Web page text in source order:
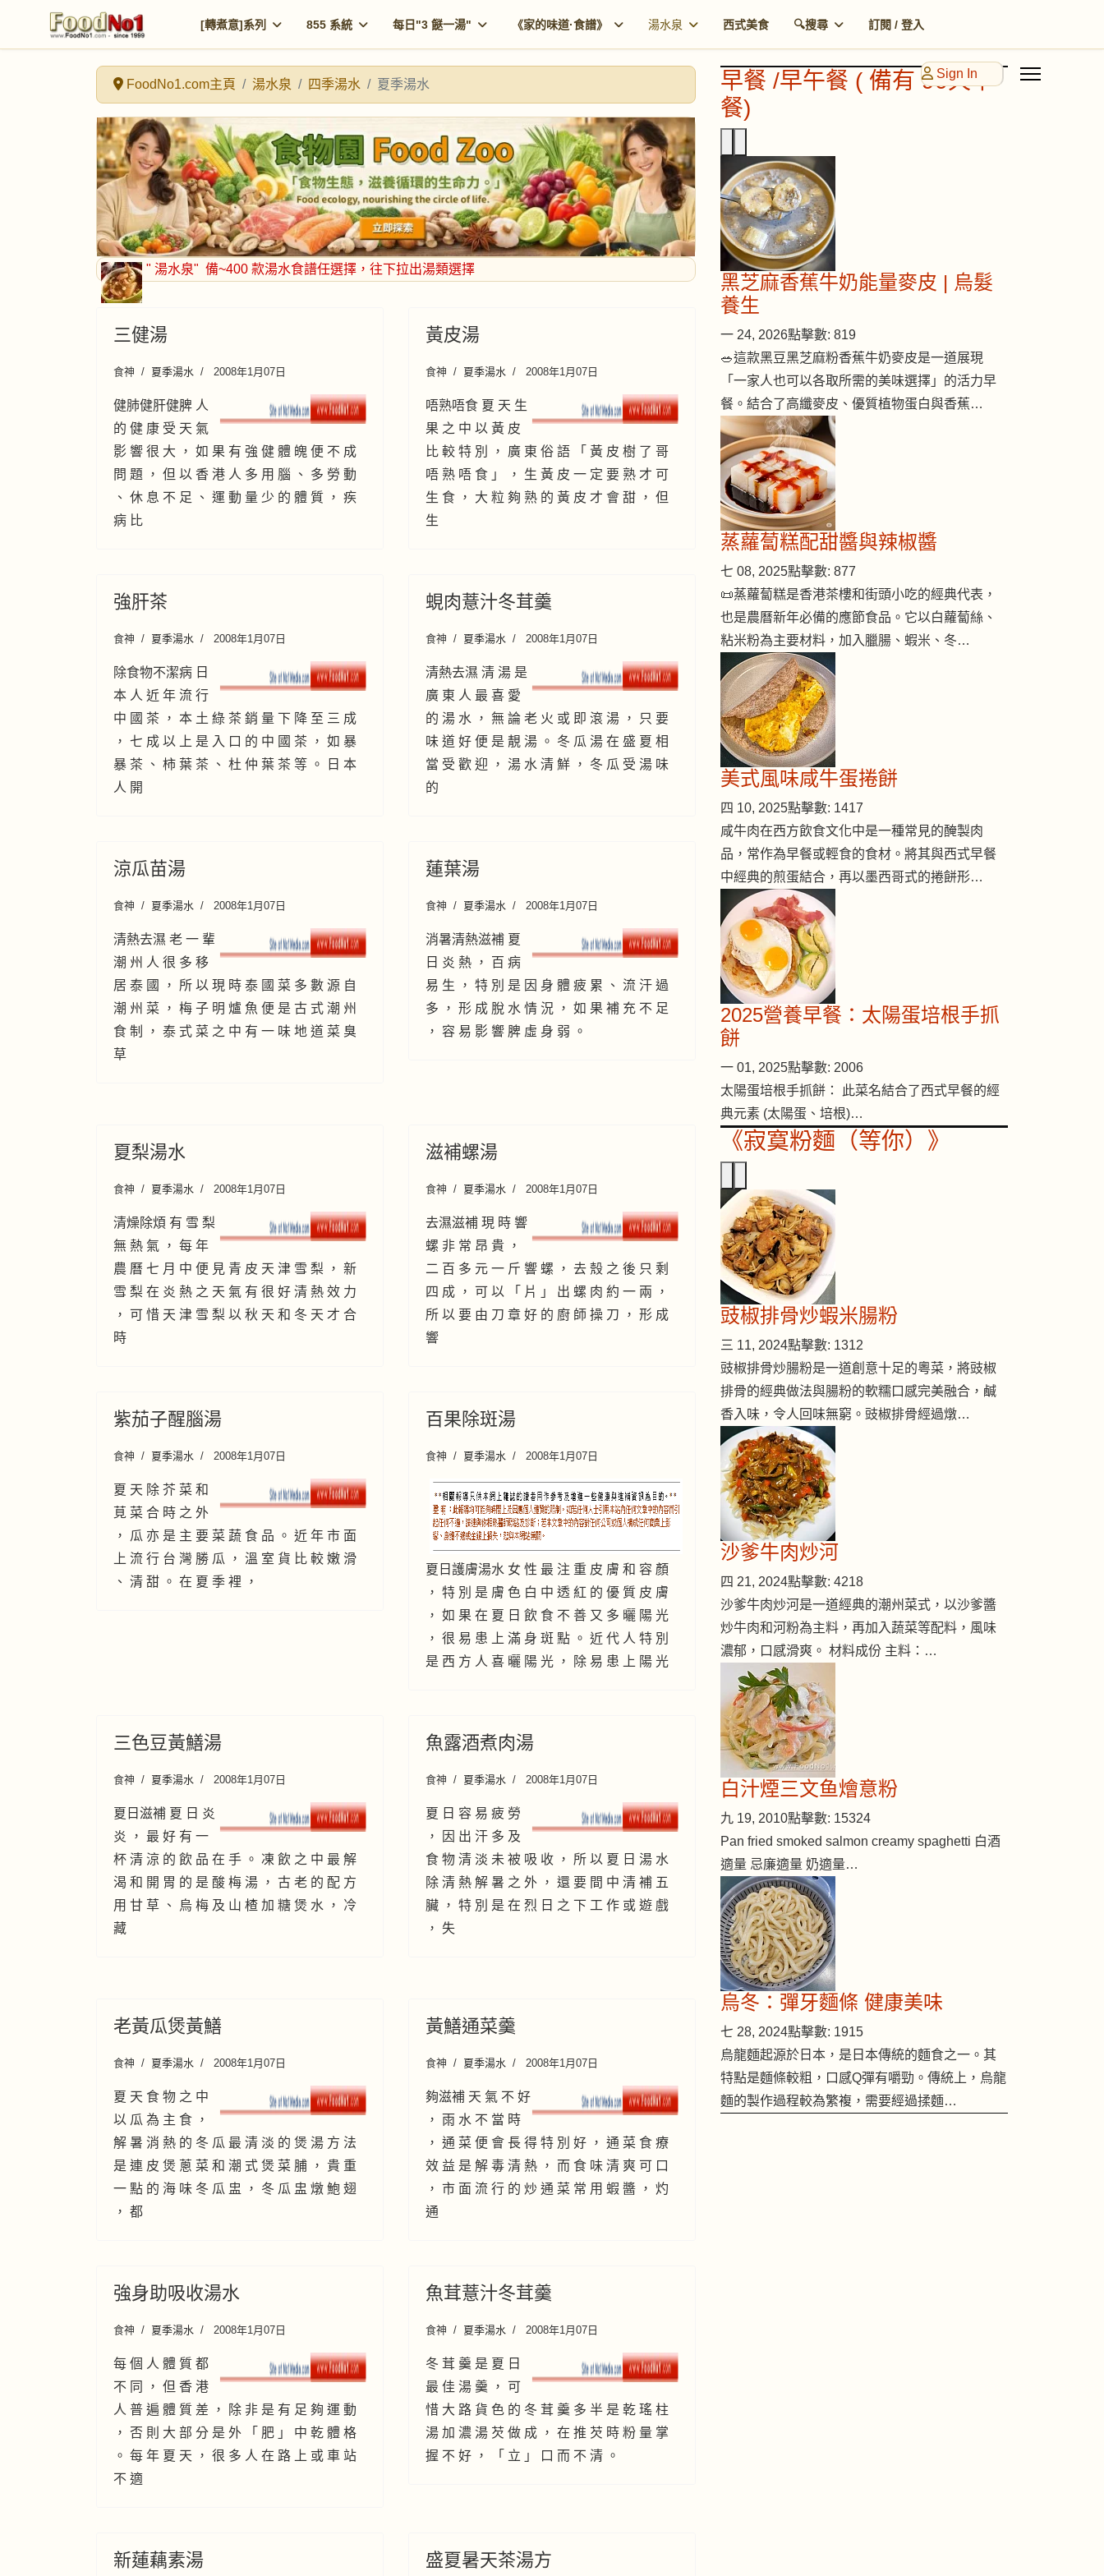
[轉煮意]系列 855 系統 每日"3 餸一湯" 《家的味道·食譜》 湯水泉 西式美食 🔍搜尋 訂閱 / 登入
Sign In
FoodNo1.com主頁 湯水泉 四季湯水 夏季湯水
" 湯水泉" 備~400 款湯水食譜任選擇 ，往下拉出湯類選擇
三健湯
食神 夏季湯水 2008年1月07日
健肺健肝健脾 人
的 健 康 受 天 氣
影 響 很 大 ， 如 果 有 強 健 體 魄 便 不 成
問 題 ， 但 以 香 港 人 多 用 腦 、 多 勞 動
、 休 息 不 足 、 運 動 量 少 的 體 質 ， 疾
病 比
黃皮湯
食神 夏季湯水 2008年1月07日
唔熟唔食 夏 天 生
果 之 中 以 黃 皮
比 較 特 別 ， 廣 東 俗 語 「 黃 皮 樹 了 哥
唔 熟 唔 食 」 ， 生 黃 皮 一 定 要 熟 才 可
生 食 ， 大 粒 夠 熟 的 黃 皮 才 會 甜 ， 但
生
強肝茶
食神 夏季湯水 2008年1月07日
除食物不潔病 日
本 人 近 年 流 行
中 國 茶 ， 本 土 綠 茶 銷 量 下 降 至 三 成
， 七 成 以 上 是 入 口 的 中 國 茶 ， 如 暴
暴 茶 、 柿 葉 茶 、 杜 仲 葉 茶 等 。 日 本
人 開
蜆肉薏汁冬茸羹
食神 夏季湯水 2008年1月07日
清熱去濕 清 湯 是
廣 東 人 最 喜 愛
的 湯 水 ， 無 論 老 火 或 即 滾 湯 ， 只 要
味 道 好 便 是 靚 湯 。 冬 瓜 湯 在 盛 夏 相
當 受 歡 迎 ， 湯 水 清 鮮 ， 冬 瓜 受 湯 味
的
涼瓜苗湯
食神 夏季湯水 2008年1月07日
清熱去濕 老 一 輩
潮 州 人 很 多 移
居 泰 國 ， 所 以 現 時 泰 國 菜 多 數 源 自
潮 州 菜 ， 梅 子 明 爐 魚 便 是 古 式 潮 州
食 制 ， 泰 式 菜 之 中 有 一 味 地 道 菜 臭
草
蓮葉湯
食神 夏季湯水 2008年1月07日
消暑清熱滋補 夏
日 炎 熱 ， 百 病
易 生 ， 特 別 是 因 身 體 疲 累 、 流 汗 過
多 ， 形 成 脫 水 情 況 ， 如 果 補 充 不 足
， 容 易 影 響 脾 虛 身 弱 。
夏梨湯水
食神 夏季湯水 2008年1月07日
清燥除煩 有 雪 梨
無 熱 氣 ， 每 年
農 曆 七 月 中 便 見 青 皮 天 津 雪 梨 ， 新
雪 梨 在 炎 熱 之 天 氣 有 很 好 清 熱 效 力
， 可 惜 天 津 雪 梨 以 秋 天 和 冬 天 才 合
時
滋補螺湯
食神 夏季湯水 2008年1月07日
去濕滋補 現 時 響
螺 非 常 昂 貴 ，
二 百 多 元 一 斤 響 螺 ， 去 殼 之 後 只 剩
四 成 ， 可 以 「 片 」 出 螺 肉 約 一 兩 ，
所 以 要 由 刀 章 好 的 廚 師 操 刀 ， 形 成
響
紫茄子醒腦湯
食神 夏季湯水 2008年1月07日
夏 天 除 芥 菜 和
莧 菜 合 時 之 外
， 瓜 亦 是 主 要 菜 蔬 食 品 。 近 年 市 面
上 流 行 台 灣 勝 瓜 ， 溫 室 貨 比 較 嫩 滑
、 清 甜 。 在 夏 季 裡 ，
百果除斑湯
食神 夏季湯水 2008年1月07日
夏日護膚湯水 女 性 最 注 重 皮 膚 和 容 顏
， 特 別 是 膚 色 白 中 透 紅 的 優 質 皮 膚
， 如 果 在 夏 日 飲 食 不 善 又 多 曬 陽 光
， 很 易 患 上 滿 身 斑 點 。 近 代 人 特 別
是 西 方 人 喜 曬 陽 光 ， 除 易 患 上 陽 光
三色豆黃鱔湯
食神 夏季湯水 2008年1月07日
夏日滋補 夏 日 炎
炎 ， 最 好 有 一
杯 清 涼 的 飲 品 在 手 。 凍 飲 之 中 最 解
渴 和 開 胃 的 是 酸 梅 湯 ， 古 老 的 配 方
用 甘 草 、 烏 梅 及 山 楂 加 糖 煲 水 ， 冷
藏
魚露酒煮肉湯
食神 夏季湯水 2008年1月07日
夏 日 容 易 疲 勞
， 因 出 汗 多 及
食 物 清 淡 未 被 吸 收 ， 所 以 夏 日 湯 水
除 清 熱 解 暑 之 外 ， 還 要 間 中 清 補 五
臟 ， 特 別 是 在 烈 日 之 下 工 作 或 遊 戲
， 失
老黃瓜煲黃鱔
食神 夏季湯水 2008年1月07日
夏 天 食 物 之 中
以 瓜 為 主 食 ，
解 暑 消 熱 的 冬 瓜 最 清 淡 的 煲 湯 方 法
是 連 皮 煲 蔥 菜 和 潮 式 煲 菜 脯 ， 貴 重
一 點 的 海 味 冬 瓜 盅 ， 冬 瓜 盅 燉 鮑 翅
， 都
黃鱔通菜羹
食神 夏季湯水 2008年1月07日
夠滋補 天 氣 不 好
， 雨 水 不 當 時
， 通 菜 便 會 長 得 特 別 好 ， 通 菜 食 療
效 益 是 解 毒 清 熱 ， 而 食 味 清 爽 可 口
， 市 面 流 行 的 炒 通 菜 常 用 蝦 醬 ， 灼
通
強身助吸收湯水
食神 夏季湯水 2008年1月07日
每 個 人 體 質 都
不 同 ， 但 香 港
人 普 遍 體 質 差 ， 除 非 是 有 足 夠 運 動
， 否 則 大 部 分 是 外 「 肥 」 中 乾 體 格
。 每 年 夏 天 ， 很 多 人 在 路 上 或 車 站
不 適
魚茸薏汁冬茸羹
食神 夏季湯水 2008年1月07日
冬 茸 羹 是 夏 日
最 佳 湯 羹 ， 可
惜 大 路 貨 色 的 冬 茸 羹 多 半 是 乾 瑤 柱
湯 加 濃 湯 芡 做 成 ， 在 推 芡 時 粉 量 掌
握 不 好 ， 「 立 」 口 而 不 清 。
新蓮藕素湯 盛夏暑天茶湯方
早餐 /早午餐 ( 備有 90天早
餐)
黑芝麻香蕉牛奶能量麥皮 | 烏髮
養生
一 24, 2026點擊數: 819
🥗這款黑豆黑芝麻粉香蕉牛奶麥皮是一道展現
「一家人也可以各取所需的美味選擇」的活力早
餐。結合了高纖麥皮、優質植物蛋白與香蕉…
蒸蘿蔔糕配甜醬與辣椒醬
七 08, 2025點擊數: 877
📜蒸蘿蔔糕是香港茶樓和街頭小吃的經典代表，
也是農曆新年必備的應節食品。它以白蘿蔔絲、
粘米粉為主要材料，加入臘腸、蝦米、冬…
美式風味咸牛蛋捲餅
四 10, 2025點擊數: 1417
咸牛肉在西方飲食文化中是一種常見的醃製肉
品，常作為早餐或輕食的食材。將其與西式早餐
中經典的煎蛋結合，再以墨西哥式的捲餅形…
2025營養早餐：太陽蛋培根手抓
餅
一 01, 2025點擊數: 2006
太陽蛋培根手抓餅： 此菜名結合了西式早餐的經
典元素 (太陽蛋、培根)…
《寂寞粉麵（等你）》
豉椒排骨炒蝦米腸粉
三 11, 2024點擊數: 1312
豉椒排骨炒腸粉是一道創意十足的粵菜，將豉椒
排骨的經典做法與腸粉的軟糯口感完美融合，鹹
香入味，令人回味無窮。豉椒排骨經過燉…
沙爹牛肉炒河
四 21, 2024點擊數: 4218
沙爹牛肉炒河是一道經典的潮州菜式，以沙爹醬
炒牛肉和河粉為主料，再加入蔬菜等配料，風味
濃郁，口感滑爽。 材料成份 主料：…
白汁煙三文鱼燴意粉
九 19, 2010點擊數: 15324
Pan fried smoked salmon creamy spaghetti 白酒
適量 忌廉適量 奶適量…
烏冬：彈牙麵條 健康美味
七 28, 2024點擊數: 1915
烏龍麵起源於日本，是日本傳統的麵食之一。其
特點是麵條較粗，口感Q彈有嚼勁。傳統上，烏龍
麵的製作過程較為繁複，需要經過揉麵…